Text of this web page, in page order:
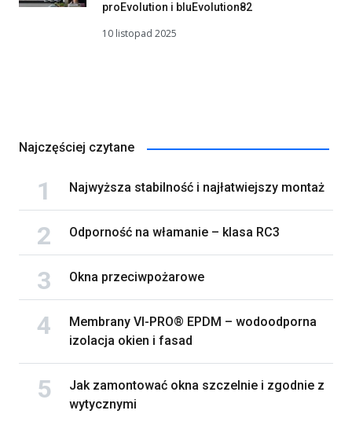
proEvolution i bluEvolution82
10 listopad 2025
Najczęściej czytane
Najwyższa stabilność i najłatwiejszy montaż
Odporność na włamanie – klasa RC3
Okna przeciwpożarowe
Membrany VI-PRO® EPDM – wodoodporna
izolacja okien i fasad
Jak zamontować okna szczelnie i zgodnie z
wytycznymi